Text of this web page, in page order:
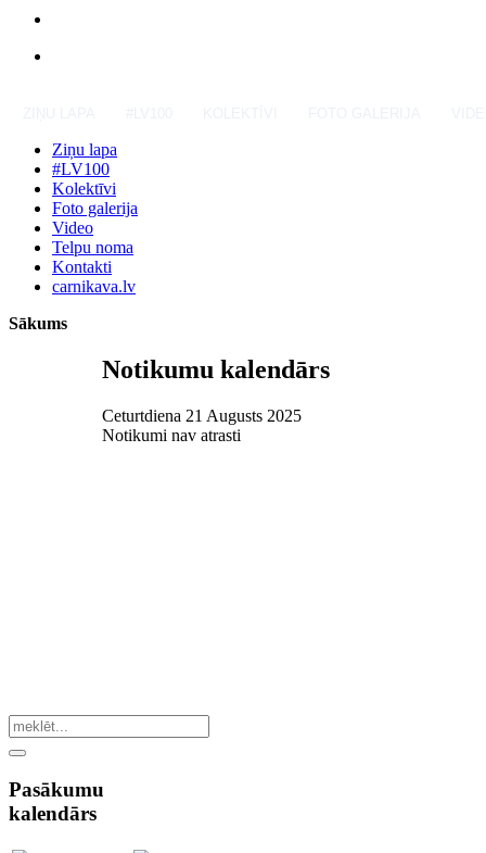
Ziņu lapa
#LV100
Kolektīvi
Foto galerija
Video
Telpu noma
Kontakti
carnikava.lv
Sākums
Notikumu kalendārs
Ceturtdiena 21 Augusts 2025
Notikumi nav atrasti
Pasākumu
kalendārs